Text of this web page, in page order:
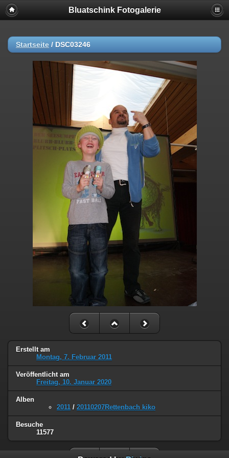
Bluatschink Fotogalerie
Startseite / DSC03246
Erstellt am
Montag, 7. Februar 2011
Veröffentlicht am
Freitag, 10. Januar 2020
Alben
2011 / 20110207Rettenbach kiko
Besuche
11577